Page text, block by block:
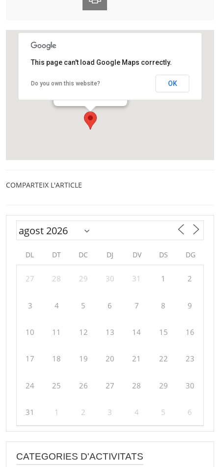
Observatori Fabra
Camí de l'Observatori, s/n
This page can't load Google Maps correctly.
Do you own this website? OK
COMPARTEIX L'ARTICLE
DL DT DC DJ DV DS DG
27 28 29 30 31 1 2
3 4 5 6 7 8 9
10 11 12 13 14 15 16
17 18 19 20 21 22 23
24 25 26 27 28 29 30
31 1 2 3 4 5 6
CATEGORIES D'ACTIVITATS